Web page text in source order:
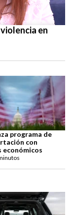
en
programa de
con
económicos